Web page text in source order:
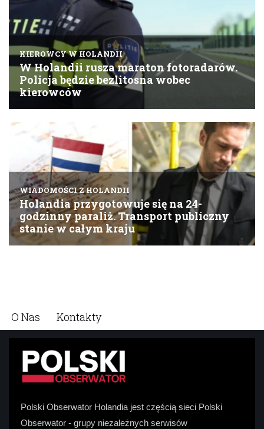
O Nas Kontakty
Polski Obserwator Holandia jest częścią sieci Polski
Obserwator - grupy niezależnych serwisów